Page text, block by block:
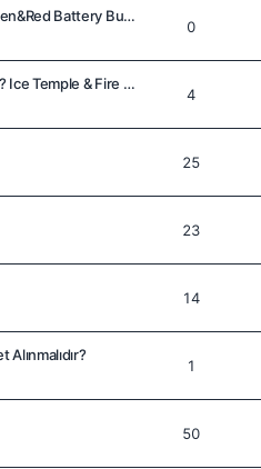
Silkroad Online: Dinlenmiş Deneyim Sistemi (Green&Red Battery Buff)
0
Silkroad Online Yeni 140 Haritaya Nereden Girilir? Ice Temple & Fire Temple
4
25
23
14
1
50